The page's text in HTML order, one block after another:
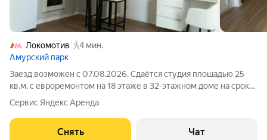
Локомотив
4 мин.
Амурский парк
Заезд возможен с 07.08.2026. Сдаётся студия площадью 25
кв.м. с евроремонтом на 18 этаже в 32-этажном доме на срок
от 11 месяцев. Из техники есть: Духовой шкаф Стиральная
машина Холодильник Кондиционер Микроволновка Дом -
монолитный, окна
Сервис Яндекс Аренда
Снять Чат